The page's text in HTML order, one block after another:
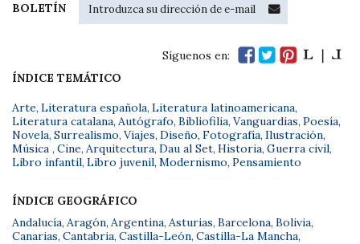
BOLETÍN
Síguenos en:
ÍNDICE TEMÁTICO
Arte, Literatura española, Literatura latinoamericana,
Literatura catalana, Autógrafo, Bibliofilia, Vanguardias, Poesía,
Novela, Surrealismo, Viajes, Diseño, Fotografía, Ilustración,
Música , Cine, Arquitectura, Dau al Set, Historia, Guerra civil,
Libro infantil, Libro juvenil, Modernismo, Pensamiento
ÍNDICE GEOGRÁFICO
Andalucía, Aragón, Argentina, Asturias, Barcelona, Bolivia,
Canarias, Cantabria, Castilla-León, Castilla-La Mancha,